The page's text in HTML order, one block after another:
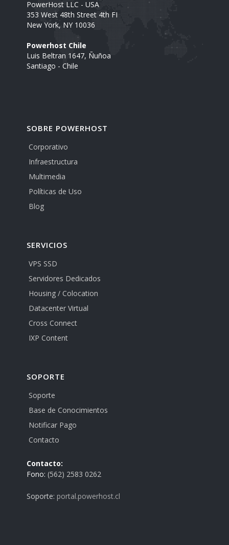
PowerHost LLC - USA
353 West 48th Street 4th FI
New York, NY 10036
Powerhost Chile
Luis Beltran 1647, Ñuñoa
Santiago - Chile
SOBRE POWERHOST
Corporativo
Infraestructura
Multimedia
Políticas de Uso
Blog
SERVICIOS
VPS SSD
Servidores Dedicados
Housing / Colocation
Datacenter Virtual
Cross Connect
IXP Content
SOPORTE
Soporte
Base de Conocimientos
Notificar Pago
Contacto
Contacto:
Fono: (562) 2583 0262
Soporte: portal.powerhost.cl